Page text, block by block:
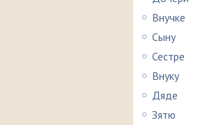
Внучке
Сыну
Сестре
Внуку
Дяде
Зятю